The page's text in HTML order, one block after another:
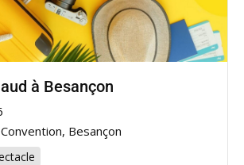
à Besançon
Besançon